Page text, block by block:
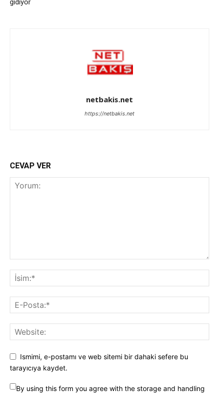
gidiyor
netbakis.net
https://netbakis.net
CEVAP VER
Ismimi, e-postamı ve web sitemi bir dahaki sefere bu
tarayıcıya kaydet.
By using this form you agree with the storage and handling